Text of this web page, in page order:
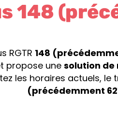
148
RGTR 148
propose une solution
les horaires actuels,
(précédemment